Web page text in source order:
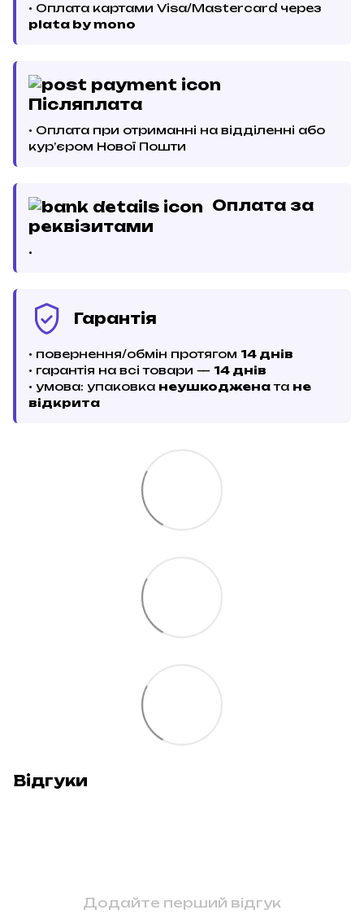
• Оплата картами Visa/Mastercard через
plata by mono
Післяплата
• Оплата при отриманні на відділенні або
кур’єром Нової Пошти
Оплата за
реквізитами
•
Гарантія
• повернення/обмін протягом 14 днів
• гарантія на всі товари — 14 днів
• умова: упаковка неушкоджената не
відкрита
Відгуки
Додайте перший відгук